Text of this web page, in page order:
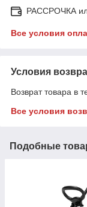
РАССРОЧКА
Все условия
Условия
Возврат товара в
Все условия
Подобные